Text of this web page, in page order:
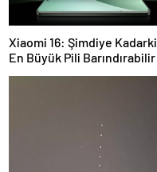
Xiaomi 16: Şimdiye Kadarki
En Büyük Pili Barındırabilir